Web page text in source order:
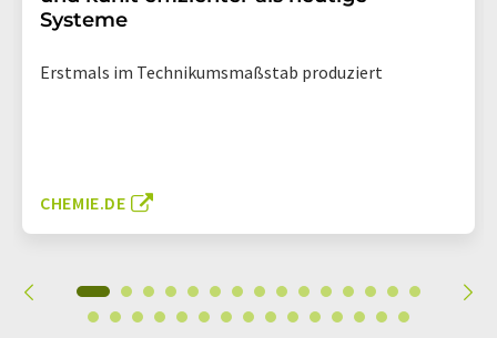
Systeme
Erstmals im Technikumsmaßstab produziert
CHEMIE.DE